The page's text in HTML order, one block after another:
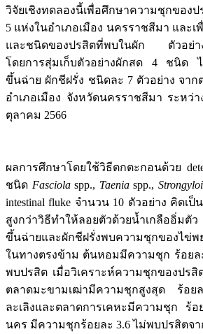
วิจัยเชิงทดลองนี้เพื่อศึกษาความชุกของ
5 แห่งในอำเภอเมือง นครราชสีมา และเ
และชนิดของปรสิตที่พบในผัก ตัวอย่าง
โดยการสุ่มเก็บตัวอย่างผักสด 4 ชนิ
ขึ้นฉ่าย ผักชีฝรั่ง ชนิดละ 7 ตัวอย่าง จาก
อำเภอเมือง จังหวัดนครราชสีมา ระหว่า
ตุลาคม 2566
ผลการศึกษาโดยใช้วิธีตกตะกอนด้วย
ชนิด Fasciolaspp., Taeniaspp.,
intestinal fluke จำนวน 10 ตัวอย่าง คิดเ
สูงกว่าวิธีทำให้ลอยตัวด้วยน้ำเกลืออิ่
ขึ้นฉ่ายและผักชีฝรั่งพบความชุกของไข่พ
ในทางตรงข้าม ต้นหอมมีความชุก ร้อย
พบปรสิต เมื่อวิเคราะห์ความชุกของปร
ตลาดมะขามเฒ่ามีความชุกสูงสุด ร้อ
ละเลิงและตลาดการเคหะมีความชุก ร้
นคร มีความชุกร้อยละ 3.6 ไม่พบปรสิตจา